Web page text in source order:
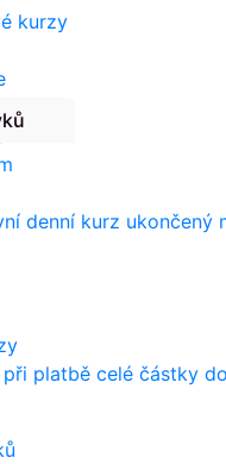
kurzy
denní kurz ukončený
platbě celé částky do